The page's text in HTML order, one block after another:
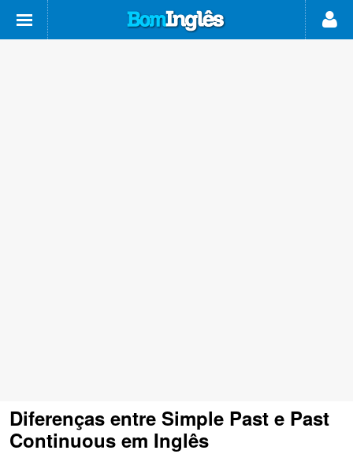
Diferenças entre Simple Past e Past
Continuous em Inglês